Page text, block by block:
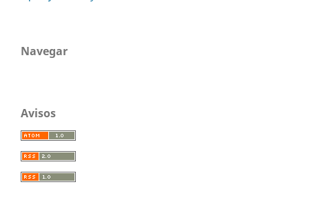
Navegar
Avisos